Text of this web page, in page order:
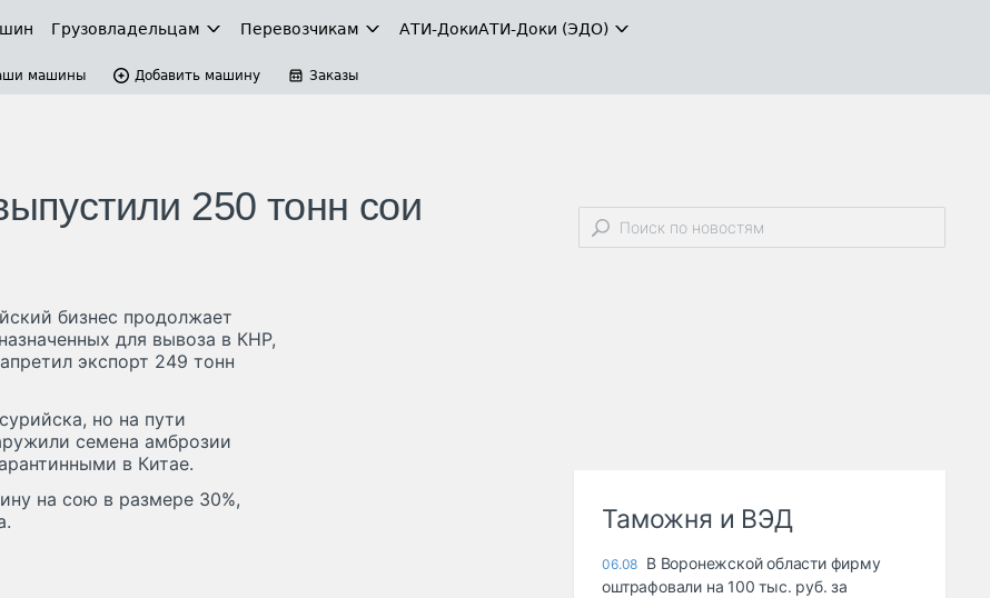
Грузовладельцам Перевозчикам АТИ-ДокиАТИ-Доки (ЭДО)
машины Добавить машину Заказы
250 тонн сои
бизнес продолжает
для вывоза в КНР,
экспорт 249 тонн
но на пути
семена амброзии
в Китае.
на сою в размере 30%,
Таможня и ВЭД
06.08 В Воронежской области фирму
оштрафовали на 100 тыс. руб. за